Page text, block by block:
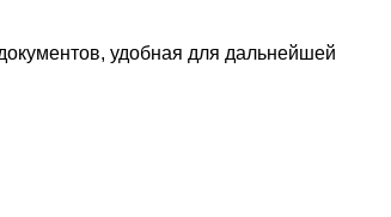
удобная для дальнейшей